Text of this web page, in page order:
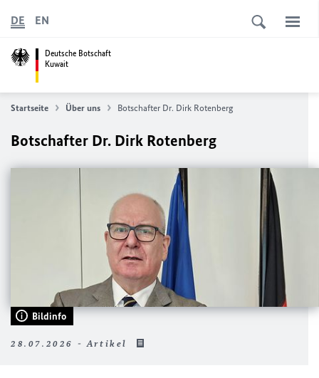
Deutsche Botschaft
Kuwait
DE EN
Startseite Über uns Botschafter Dr. Dirk Rotenberg
Botschafter Dr. Dirk Rotenberg
Bildinfo
28.07.2026 - Artikel